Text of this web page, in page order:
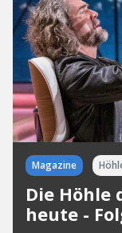
Magazine
Die Höhle
heute -